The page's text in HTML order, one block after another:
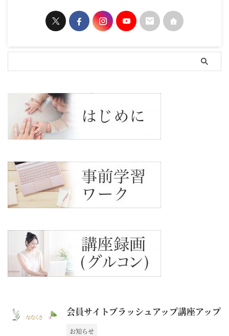
会員サイトブラッシュアップ講座アップ
お知らせ